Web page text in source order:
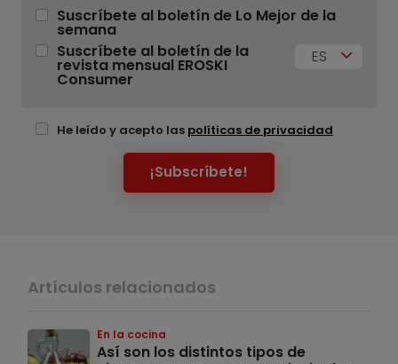
Suscríbete al boletín de Lo Mejor de la
semana
Suscríbete al boletín de la
revista mensual EROSKI
Consumer
ES
He leído y acepto las políticas de privacidad
¡Subscríbete!
Artículos relacionados
En la cocina
Así son los distintos tipos de